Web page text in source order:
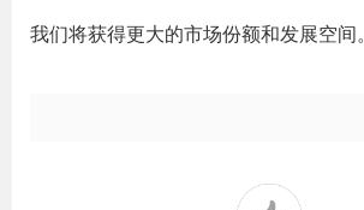
我们将获得更大的市场份额和发展空间。